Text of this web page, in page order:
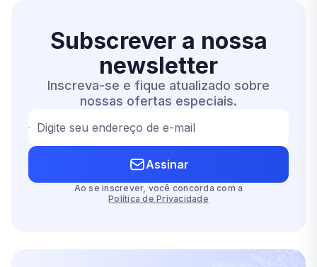
Subscrever a nossa
newsletter
Inscreva-se e fique atualizado sobre
nossas ofertas especiais.
Digite seu endereço de e-mail
Assinar
Ao se inscrever, você concorda com a
Política de Privacidade